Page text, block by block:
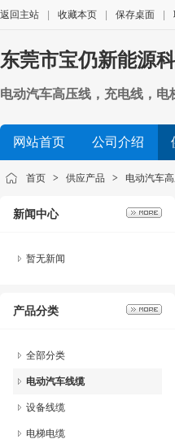
返回主站 收藏本页 保存桌面
东莞市宝仍新能源
电动汽车高压线，充电线，
网站首页 公司介绍
首页 > 供应产品 > 电动汽车
新闻中心
暂无新闻
产品分类
全部分类
电动汽车线缆
设备线缆
电梯电缆